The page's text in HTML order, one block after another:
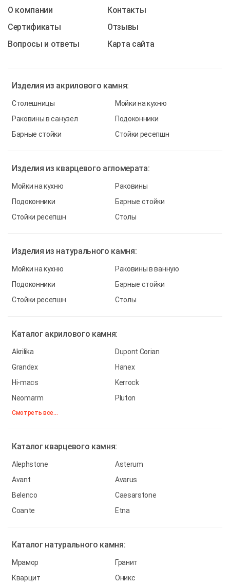
О компании
Контакты
Cертификаты
Отзывы
Вопросы и ответы
Карта сайта
Изделия из акрилового камня:
Столешницы
Мойки на кухню
Раковины в санузел
Подоконники
Барные стойки
Стойки ресепшн
Изделия из кварцевого агломерата:
Мойки на кухню
Раковины
Подоконники
Барные стойки
Стойки ресепшн
Столы
Изделия из натурального камня:
Мойки на кухню
Раковины в ванную
Подоконники
Барные стойки
Стойки ресепшн
Столы
Каталог акрилового камня:
Akrilika
Dupont Corian
Grandex
Hanex
Hi-macs
Kerrock
Neomarm
Pluton
Смотреть все...
Каталог кварцевого камня:
Alephstone
Asterum
Avant
Avarus
Belenco
Caesarstone
Coante
Etna
Каталог натурального камня:
Мрамор
Гранит
Кварцит
Оникс